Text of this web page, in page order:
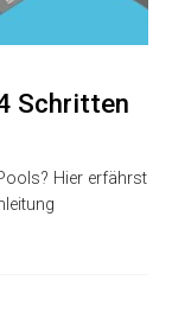
Schritten
Hier erfährst